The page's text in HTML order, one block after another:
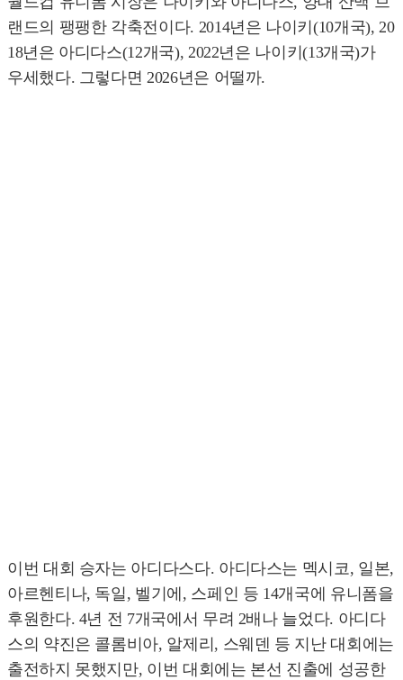
랜드의 팽팽한 각축전이다. 2014년은 나이키(10개국), 20
18년은 아디다스(12개국), 2022년은 나이키(13개국)가
우세했다. 그렇다면 2026년은 어떨까.
이번 대회 승자는 아디다스다. 아디다스는 멕시코, 일본,
아르헨티나, 독일, 벨기에, 스페인 등 14개국에 유니폼을
후원한다. 4년 전 7개국에서 무려 2배나 늘었다. 아디다
스의 약진은 콜롬비아, 알제리, 스웨덴 등 지난 대회에는
출전하지 못했지만, 이번 대회에는 본선 진출에 성공한